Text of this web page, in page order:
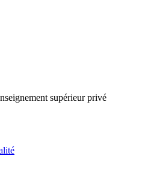
supérieur privé